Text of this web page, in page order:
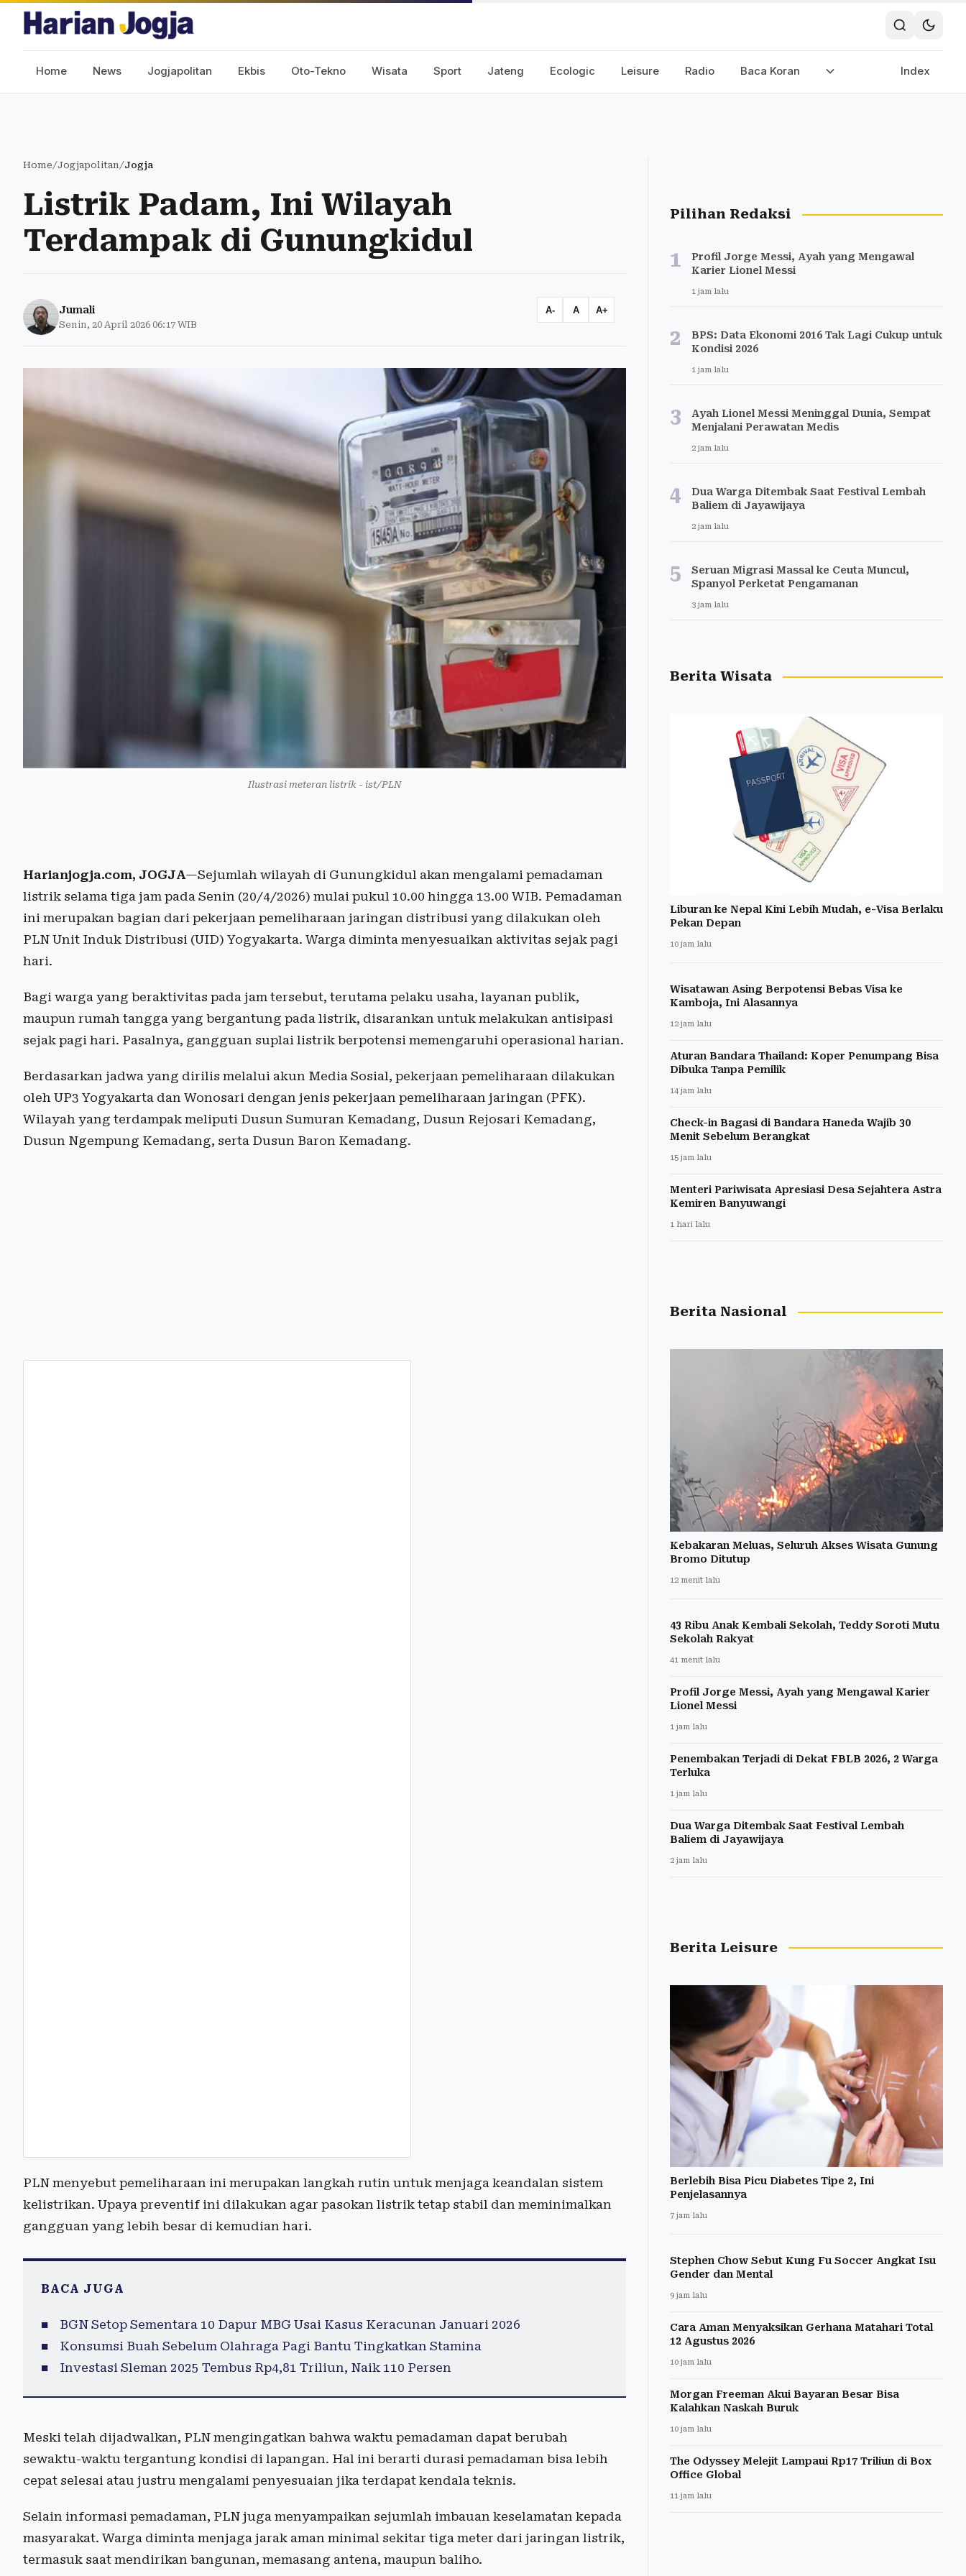
Home News Jogjapolitan Ekbis Oto-Tekno Wisata Sport Jateng Ecologic Leisure Radio Baca Koran Index
Home/Jogjapolitan/Jogja
Listrik Padam, Ini Wilayah
Terdampak di Gunungkidul
Jumali
Senin, 20 April 2026 06:17 WIB
A- A A+
Ilustrasi meteran listrik - ist/PLN
Harianjogja.com, JOGJA—Sejumlah wilayah di Gunungkidul akan mengalami pemadaman
listrik selama tiga jam pada Senin (20/4/2026) mulai pukul 10.00 hingga 13.00 WIB. Pemadaman
ini merupakan bagian dari pekerjaan pemeliharaan jaringan distribusi yang dilakukan oleh
PLN Unit Induk Distribusi (UID) Yogyakarta. Warga diminta menyesuaikan aktivitas sejak pagi
hari.
Bagi warga yang beraktivitas pada jam tersebut, terutama pelaku usaha, layanan publik,
maupun rumah tangga yang bergantung pada listrik, disarankan untuk melakukan antisipasi
sejak pagi hari. Pasalnya, gangguan suplai listrik berpotensi memengaruhi operasional harian.
Berdasarkan jadwa yang dirilis melalui akun Media Sosial, pekerjaan pemeliharaan dilakukan
oleh UP3 Yogyakarta dan Wonosari dengan jenis pekerjaan pemeliharaan jaringan (PFK).
Wilayah yang terdampak meliputi Dusun Sumuran Kemadang, Dusun Rejosari Kemadang,
Dusun Ngempung Kemadang, serta Dusun Baron Kemadang.
PLN menyebut pemeliharaan ini merupakan langkah rutin untuk menjaga keandalan sistem
kelistrikan. Upaya preventif ini dilakukan agar pasokan listrik tetap stabil dan meminimalkan
gangguan yang lebih besar di kemudian hari.
BACA JUGA
BGN Setop Sementara 10 Dapur MBG Usai Kasus Keracunan Januari 2026
Konsumsi Buah Sebelum Olahraga Pagi Bantu Tingkatkan Stamina
Investasi Sleman 2025 Tembus Rp4,81 Triliun, Naik 110 Persen
Meski telah dijadwalkan, PLN mengingatkan bahwa waktu pemadaman dapat berubah
sewaktu-waktu tergantung kondisi di lapangan. Hal ini berarti durasi pemadaman bisa lebih
cepat selesai atau justru mengalami penyesuaian jika terdapat kendala teknis.
Selain informasi pemadaman, PLN juga menyampaikan sejumlah imbauan keselamatan kepada
masyarakat. Warga diminta menjaga jarak aman minimal sekitar tiga meter dari jaringan listrik,
termasuk saat mendirikan bangunan, memasang antena, maupun baliho.
Pilihan Redaksi
1
Profil Jorge Messi, Ayah yang Mengawal
Karier Lionel Messi
1 jam lalu
2
BPS: Data Ekonomi 2016 Tak Lagi Cukup untuk
Kondisi 2026
1 jam lalu
3
Ayah Lionel Messi Meninggal Dunia, Sempat
Menjalani Perawatan Medis
2 jam lalu
4
Dua Warga Ditembak Saat Festival Lembah
Baliem di Jayawijaya
2 jam lalu
5
Seruan Migrasi Massal ke Ceuta Muncul,
Spanyol Perketat Pengamanan
3 jam lalu
Berita Wisata
Liburan ke Nepal Kini Lebih Mudah, e-Visa Berlaku
Pekan Depan
10 jam lalu
Wisatawan Asing Berpotensi Bebas Visa ke
Kamboja, Ini Alasannya
12 jam lalu
Aturan Bandara Thailand: Koper Penumpang Bisa
Dibuka Tanpa Pemilik
14 jam lalu
Check-in Bagasi di Bandara Haneda Wajib 30
Menit Sebelum Berangkat
15 jam lalu
Menteri Pariwisata Apresiasi Desa Sejahtera Astra
Kemiren Banyuwangi
1 hari lalu
Berita Nasional
Kebakaran Meluas, Seluruh Akses Wisata Gunung
Bromo Ditutup
12 menit lalu
43 Ribu Anak Kembali Sekolah, Teddy Soroti Mutu
Sekolah Rakyat
41 menit lalu
Profil Jorge Messi, Ayah yang Mengawal Karier
Lionel Messi
1 jam lalu
Penembakan Terjadi di Dekat FBLB 2026, 2 Warga
Terluka
1 jam lalu
Dua Warga Ditembak Saat Festival Lembah
Baliem di Jayawijaya
2 jam lalu
Berita Leisure
Berlebih Bisa Picu Diabetes Tipe 2, Ini
Penjelasannya
7 jam lalu
Stephen Chow Sebut Kung Fu Soccer Angkat Isu
Gender dan Mental
9 jam lalu
Cara Aman Menyaksikan Gerhana Matahari Total
12 Agustus 2026
10 jam lalu
Morgan Freeman Akui Bayaran Besar Bisa
Kalahkan Naskah Buruk
10 jam lalu
The Odyssey Melejit Lampaui Rp17 Triliun di Box
Office Global
11 jam lalu